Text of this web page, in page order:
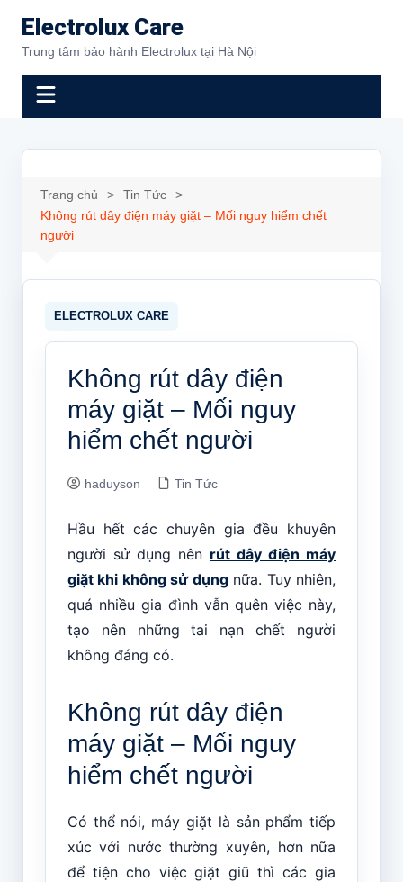
đến
phần
Electrolux Care
Trung tâm bảo hành Electrolux tại Hà Nội
Trang chủ
Tin Tức
Không rút dây điện máy giặt – Mối nguy hiểm chết
người
Không rút dây điện
máy giặt – Mối nguy
hiểm chết người
haduyson Tin Tức
Hầu hết các chuyên gia đều khuyên
người sử dụng nên rút dây điện máy
giặt khi không sử dụngnữa. Tuy nhiên,
quá nhiều gia đình vẫn quên việc này,
tạo nên những tai nạn chết người
không đáng có.
Không rút dây điện
máy giặt – Mối nguy
hiểm chết người
Có thể nói, máy giặt là sản phẩm tiếp
xúc với nước thường xuyên, hơn nữa
để tiện cho việc giặt giũ thì các gia